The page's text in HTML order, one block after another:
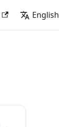
English